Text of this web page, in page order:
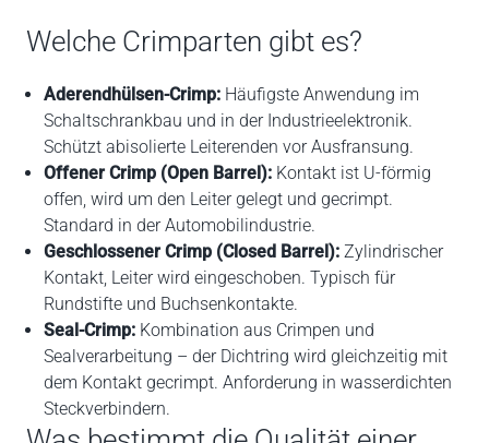
Welche Crimparten gibt es?
Aderendhülsen-Crimp: Häufigste Anwendung im
Schaltschrankbau und in der Industrieelektronik.
Schützt abisolierte Leiterenden vor Ausfransung.
Offener Crimp (Open Barrel): Kontakt ist U-förmig
offen, wird um den Leiter gelegt und gecrimpt.
Standard in der Automobilindustrie.
Geschlossener Crimp (Closed Barrel): Zylindrischer
Kontakt, Leiter wird eingeschoben. Typisch für
Rundstifte und Buchsenkontakte.
Seal-Crimp: Kombination aus Crimpen und
Sealverarbeitung – der Dichtring wird gleichzeitig mit
dem Kontakt gecrimpt. Anforderung in wasserdichten
Steckverbindern.